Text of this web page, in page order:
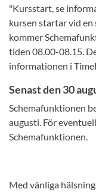
"Kursstart, se
kursen startar vid en
kommer
tiden 08.00-08.15.
informationen i
Senast den 30
Schemafunktionen
augusti. För
Schemafunktionen.
Med vänliga